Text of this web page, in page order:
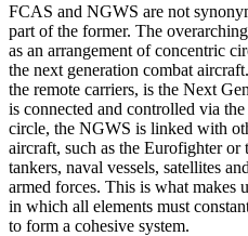
FCAS and NGWS are not
part of the for­mer. The
as an arrangement of con­centric
the next generation combat
the remote carriers, is the Next
is connected and controlled via
circle, the NGWS is linked with
aircraft, such as the Euro­fighter or
tankers, naval vessels, satellites
armed forces. This is what makes
in which all elements must
to form a cohesive system.